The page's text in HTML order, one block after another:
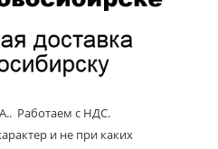
Работаем с НДС.
и не при каких